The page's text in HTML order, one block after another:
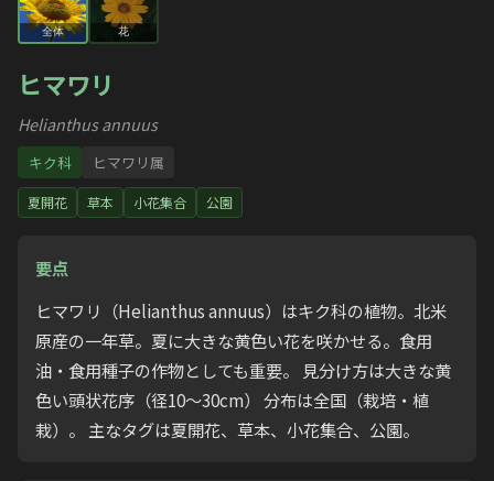
全体 花
ヒマワリ
Helianthus annuus
キク科 ヒマワリ属
夏開花 草本 小花集合 公園
要点
ヒマワリ（Helianthus annuus）はキク科の植物。北米
原産の一年草。夏に大きな黄色い花を咲かせる。食用
油・食用種子の作物としても重要。 見分け方は大きな黄
色い頭状花序（径10〜30cm） 分布は全国（栽培・植
栽）。 主なタグは夏開花、草本、小花集合、公園。